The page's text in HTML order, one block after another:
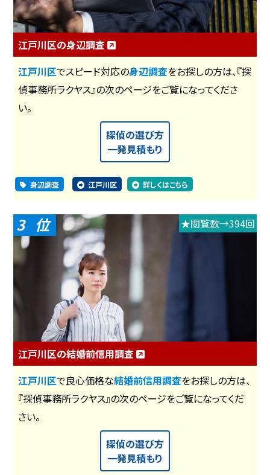
江戸川区の身辺調査
江戸川区でスピード対応の身辺調査をお探しの方は、『探
偵事務所ラクヤス』の次のページをご覧になってくださ
い。
探偵の選び方
一発見積もり
身辺調査 江戸川区 詳しくはこちら
3 ★閲覧数→394回
江戸川区の結婚前信用調査
江戸川区で良心価格な結婚前信用調査をお探しの方は、
『探偵事務所ラクヤス』の次のページをご覧になってくだ
さい。
探偵の選び方
一発見積もり